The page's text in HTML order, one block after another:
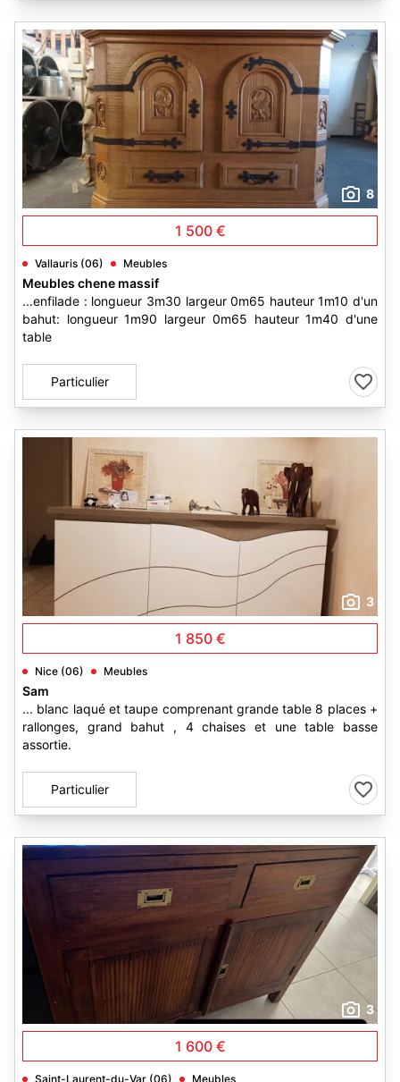
8
1 500 €
Vallauris (06) Meubles
Meubles chene massif
...enfilade : longueur 3m30 largeur 0m65 hauteur 1m10 d'un
bahut: longueur 1m90 largeur 0m65 hauteur 1m40 d'une
table
Particulier
3
1 850 €
Nice (06) Meubles
Sam
... blanc laqué et taupe comprenant grande table 8 places +
rallonges, grand bahut , 4 chaises et une table basse
assortie.
Particulier
3
1 600 €
Saint-Laurent-du-Var (06) Meubles